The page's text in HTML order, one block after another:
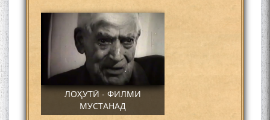
ЛОҲУТӢ - ФИЛМИ
МУСТАНАД